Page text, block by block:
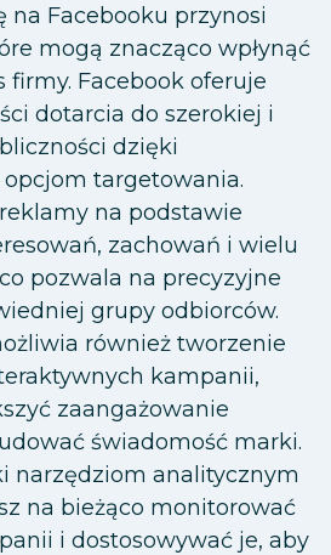
na Facebooku przynosi
mogą znacząco wpłynąć
firmy. Facebook oferuje
dotarcia do szerokiej i
dzięki
targetowania.
na podstawie
zachowań i wielu
pozwala na precyzyjne
grupy odbiorców.
również tworzenie
kampanii,
zaangażowanie
świadomość marki.
narzędziom analitycznym
na bieżąco monitorować
i dostosowywać je, aby